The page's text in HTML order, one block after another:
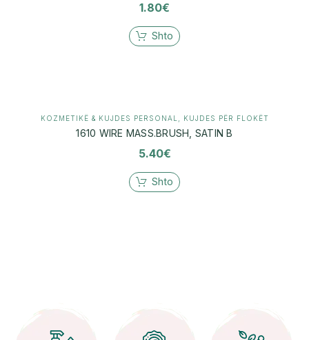
1.80€
Shto
KOZMETIKË & KUJDES PERSONAL KUJDES PËR FLOKËT
1610 WIRE MASS.BRUSH, SATIN B
5.40€
Shto